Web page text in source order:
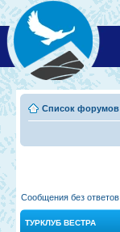
Список форумов
Сообщения без ответов
ТУРКЛУБ ВЕСТРА